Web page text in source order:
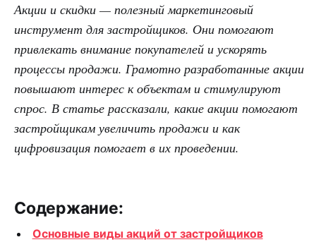
Акции и скидки — полезный маркетинговый
инструмент для застройщиков. Они помогают
привлекать внимание покупателей и ускорять
процессы продажи. Грамотно разработанные акции
повышают интерес к объектам и стимулируют
спрос. В статье рассказали, какие акции помогают
застройщикам увеличить продажи и как
цифровизация помогает в их проведении.
Содержание:
Основные виды акций от застройщиков